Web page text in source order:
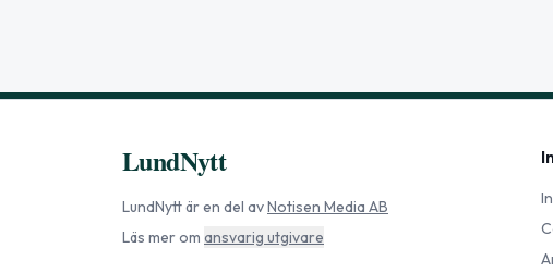
LundNytt
LundNyttär en del avNotisen Media AB
Läs mer om ansvarig utgivare